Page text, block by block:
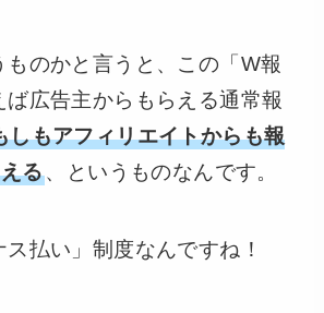
ものかと言うと、この「W報
広告主からもらえる通常報
しもアフィリエイトからも報
る、というものなんです。
払い」制度なんですね！